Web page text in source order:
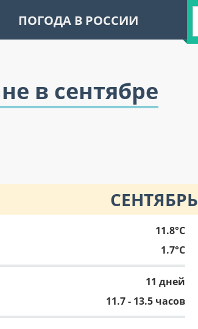
ПОГОДА В РОССИИ
в сентябре
СЕНТЯБРЬ
11.8°C
1.7°C
11 дней
11.7 - 13.5 часов